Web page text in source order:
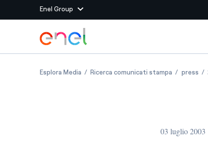
Enel Group
Siti del Gruppo
Enel Green Power Produciamo
Vai al contenuto principale
Esplora MediaIL GRTN INFORMA: NESSUNA RICHIESTA
Ricerca comunicati stampa IL GRTN
pressIL
03 luglio 2003